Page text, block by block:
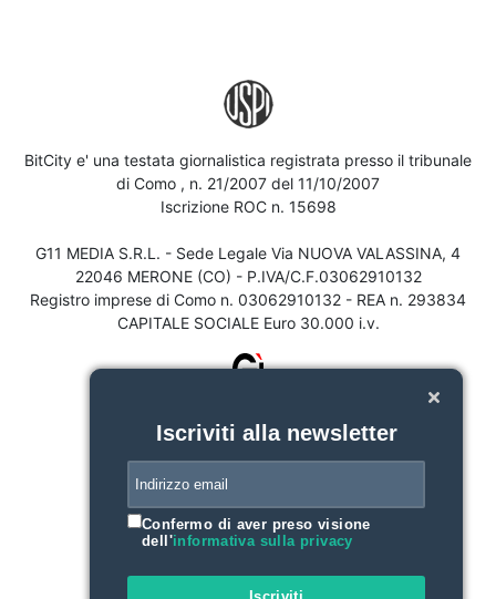
BitCity e' una testata giornalistica registrata presso il tribunale
di Como , n. 21/2007 del 11/10/2007
Iscrizione ROC n. 15698
G11 MEDIA S.R.L. - Sede Legale Via NUOVA VALASSINA, 4
22046 MERONE (CO) - P.IVA/C.F.03062910132
Registro imprese di Como n. 03062910132 - REA n. 293834
CAPITALE SOCIALE Euro 30.000 i.v.
Iscriviti alla newsletter
Confermo di aver preso visione
dell'informativa sulla privacy